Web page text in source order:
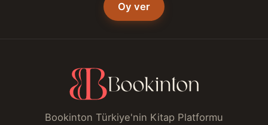
Oy ver
Bookinton Türkiye'nin Kitap Platformu